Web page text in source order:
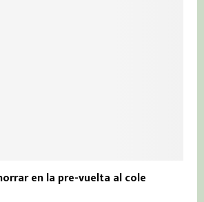
en la pre-vuelta al cole